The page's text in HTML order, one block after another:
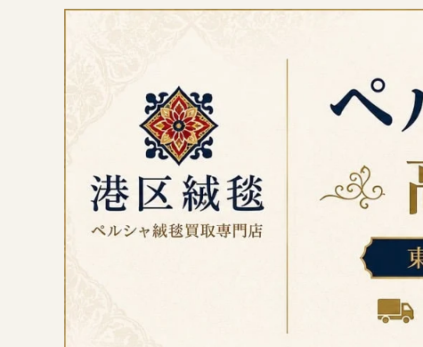
キ
プ